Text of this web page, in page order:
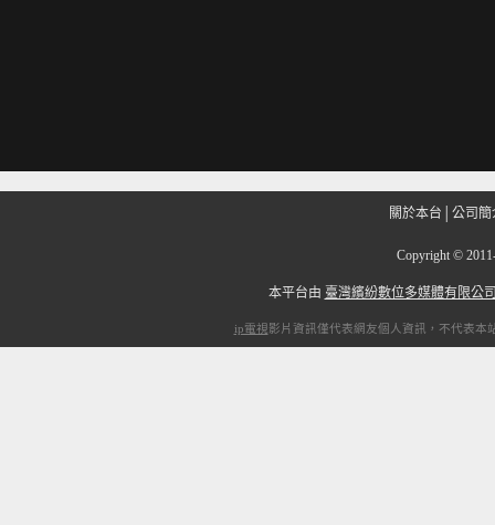
關於本台 公司簡
Copyright ©
本平台由 臺灣繽紛數位多媒體有限公
ip電視影片資訊僅代表網友個人資訊，不代表本